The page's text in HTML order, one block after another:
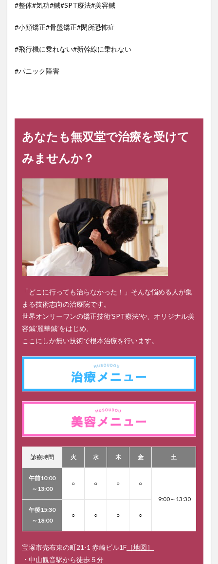
#整体#気功#鍼#SPT療法#美容鍼
#小顔矯正#骨盤矯正#閉所恐怖症
#飛行機に乗れない#新幹線に乗れない
#パニック障害
あなたも無双堂で治療を受けて
みませんか？
「どこに行っても治らなかった！」そんな悩める人が集
まる技術志向の治療院です。
世界オンリーワンの矯正技術’SPT療法’や、オリジナル美
容鍼’麗華鍼’をはじめ、
ここにしか無い技術で根本治療を行います。
診療時間 火 水 木 金 土
午前10:00
～13:00
○ ○ ○ ○
9:00～13:30
午後15:30
～18:00
○ ○ ○ ○
宝塚市売布東の町21-1 赤崎ビル1F ［地図］
・中山観音駅から徒歩５分